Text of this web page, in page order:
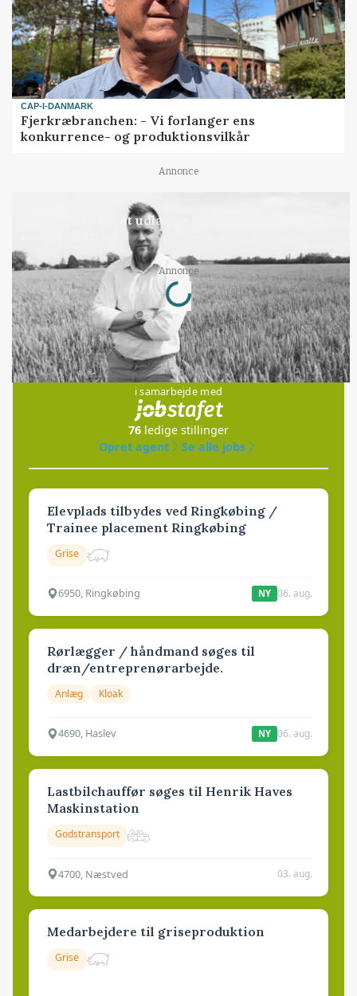
CAP-I-DANMARK
Fjerkræbranchen: - Vi forlanger ens
konkurrence- og produktionsvilkår
Annonce
Det er en uskik at udlægge et røgslør om
Annonce
Loading...
Jobs
i samarbejde med
76 ledige stillinger
Opret agent
Se alle jobs
Elevplads tilbydes ved Ringkøbing /
Trainee placement Ringkøbing
Grise
6950, Ringkøbing NY 06. aug.
Rørlægger / håndmand søges til
dræn/entreprenørarbejde.
Anlæg Kloak
4690, Haslev NY 06. aug.
Lastbilchauffør søges til Henrik Haves
Maskinstation
Godstransport
4700, Næstved 03. aug.
Medarbejdere til griseproduktion
Grise